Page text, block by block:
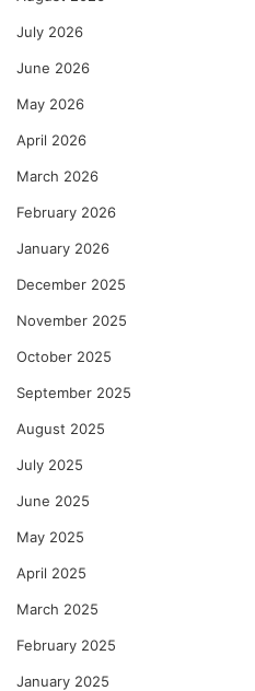
July 2026
June 2026
May 2026
April 2026
March 2026
February 2026
January 2026
December 2025
November 2025
October 2025
September 2025
August 2025
July 2025
June 2025
May 2025
April 2025
March 2025
February 2025
January 2025